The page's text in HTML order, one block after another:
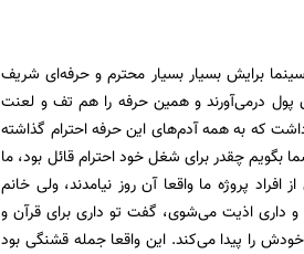
برایش بسیار بسیار محترم و حرفه‌ای شریف
پول درمی‌آورند و همین حرفه را هم تف و لعنت
که به همه آدم‌های این حرفه احترام گذاشته
چقدر برای شغل خود احترام قائل بود، ما
افراد پروژه ما واقعا آن روز نیامدند، ولی خانم
خیلی سخت است و داری اذیت می‌شوی، گفت تو داری برای قرآن و
را پیدا می‌کند. این واقعا جمله قشنگی بود